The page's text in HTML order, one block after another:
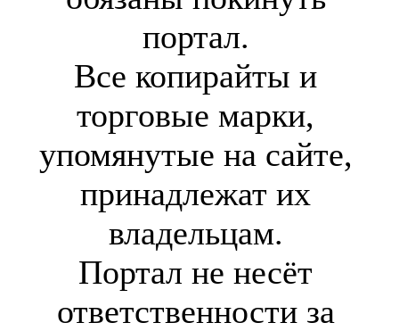
портал.
Все копирайты и
торговые марки,
упомянутые на сайте,
принадлежат их
владельцам.
Портал не несёт
ответственности за